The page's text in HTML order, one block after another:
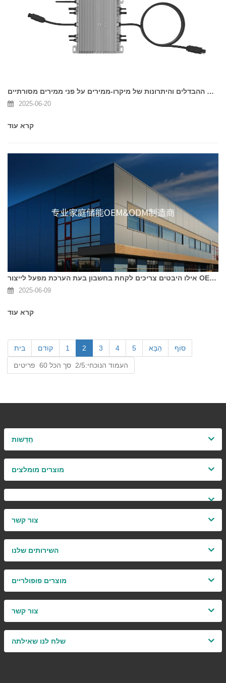
מהם ההבדלים והיתרונות של מיקרו-ממירים על פני ממירים מסורתיים
2025-06-20
קרא עוד
אילו היבטים צריכים לקחת בחשבון בעת ​​הערכת מפעל לייצור OEM מהפך סולארי
2025-06-09
קרא עוד
בית קודם 1 2 3 4 5 הַבָּא סוֹף
העמוד הנוכחי:2/5 סך הכל 60 פריטים
חֲדָשׁוֹת
מוצרים מומלצים
צור קשר
השירותים שלנו
מוצרים פופולריים
צור קשר
שלח לנו שאילתה